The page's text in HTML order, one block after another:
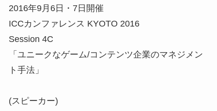
2016年9月6日・7日開催
ICCカンファレンス KYOTO 2016
Session 4C
「ユニークなゲーム/コンテンツ企業のマネジメン
ト手法」
(スピーカー)